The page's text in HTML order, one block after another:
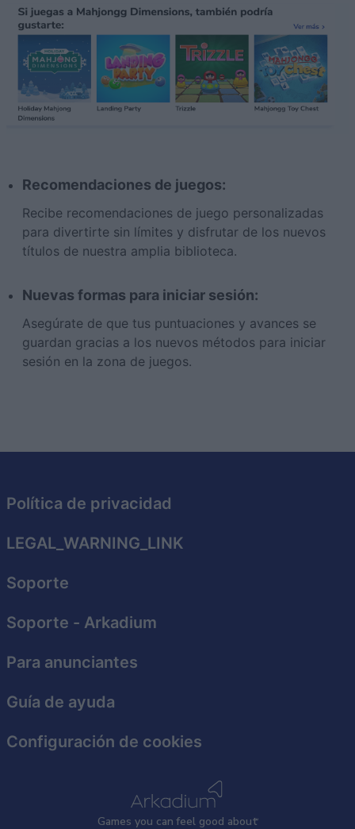
Recomendaciones de juegos:
Recibe recomendaciones de juego personalizadas
para divertirte sin límites y disfrutar de los nuevos
títulos de nuestra amplia biblioteca.
Nuevas formas para iniciar sesión:
Asegúrate de que tus puntuaciones y avances se
guardan gracias a los nuevos métodos para iniciar
sesión en la zona de juegos.
Games you can feel good about
Política de privacidad
LEGAL_WARNING_LINK
Soporte
Soporte - Arkadium
Para anunciantes
Guía de ayuda
Configuración de cookies